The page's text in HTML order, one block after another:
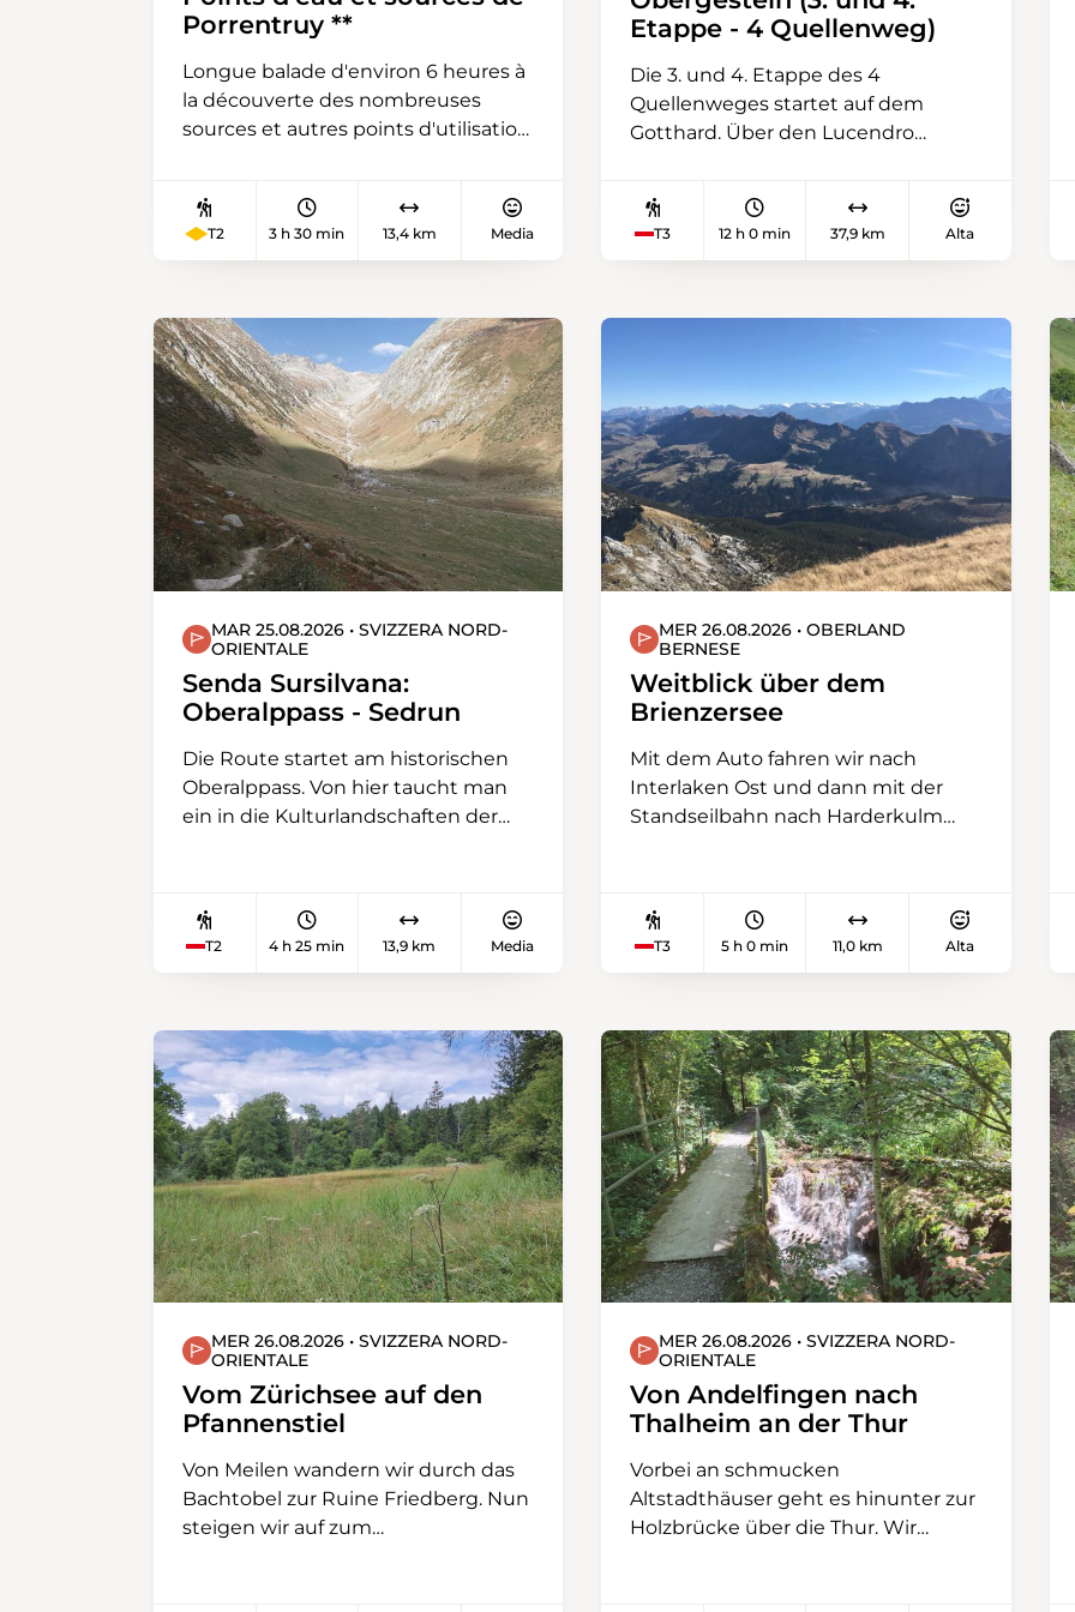
Porrentruy **
Longue balade d'environ 6 heures à
la découverte des nombreuses
sources et autres points d'utilisation
nature.
T2 3 h 30 min 13,4 km Media
Etappe - 4 Quellenweg)
Die 3. und 4. Etappe des 4
Quellenweges startet auf dem
Gotthard. Über den Lucendro
Piansecco. Nach einem langen Tag
dürfen wir uns an diesem schönen
Ticino. Nach dem kargen steinigen
Nufenenpass gehts anschliessend
stetig bergab. Über schöne Brücken
folgt die Route der Ägene bis ins
Goms mit seinen typischen dunklen
Holzhäusern.
T3 12 h 0 min 37,9 km Alta
MAR 25.08.2026 • SVIZZERA NORD-
ORIENTALE
Senda Sursilvana:
Oberalppass - Sedrun
Die Route startet am historischen
Oberalppass. Von hier taucht man
ein in die Kulturlandschaften der
Aber auch geologisch Interessierte
werden immer wieder zu den
T2 4 h 25 min 13,9 km Media
MER 26.08.2026 • OBERLAND
BERNESE
Weitblick über dem
Brienzersee
Mit dem Auto fahren wir nach
Interlaken Ost und dann mit der
Standseilbahn nach Harderkulm
anschliessend aufwärts auf dem
bekannten Brienzergrat bis hin zum
auf 2136 m ü. M. Die fantastische
Aussicht auf dieser Gratwanderung
ist fast nicht zu überbieten.
Zwischendurch machen wir einen
Marschhalt mit Mittagspause.
Nachher geht es nur noch entlang
der Nordwestflanke bergab zur
Lombachalp. Den Schlusstrunk
nehmen wir hier im Jägerstübli. Wir
werden dann mit Kleinbussen nach
Habkern und mit dem Postauto
nach Interlaken Ost zurückfahren.
T3 5 h 0 min 11,0 km Alta
MER 26.08.2026 • SVIZZERA NORD-
ORIENTALE
Vom Zürichsee auf den
Pfannenstiel
Von Meilen wandern wir durch das
Bachtobel zur Ruine Friedberg. Nun
steigen wir auf zum
MER 26.08.2026 • SVIZZERA NORD-
ORIENTALE
Von Andelfingen nach
Thalheim an der Thur
Vorbei an schmucken
Altstadthäuser geht es hinunter zur
Holzbrücke über die Thur. Wir